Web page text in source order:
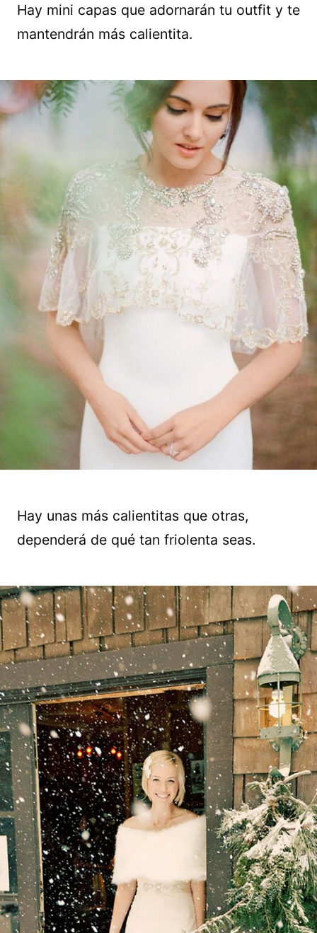
Hay mini capas que adornarán tu outfit y te
mantendrán más calientita.
Hay unas más calientitas que otras,
dependerá de qué tan friolenta seas.